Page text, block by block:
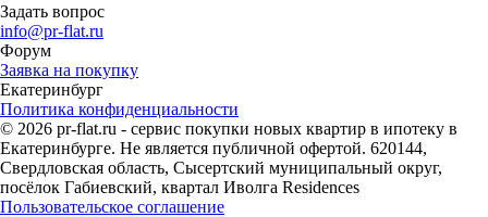
Задать вопрос
info@pr-flat.ru
Форум
Заявка на покупку
Екатеринбург
Политика конфиденциальности
© 2026 pr-flat.ru - сервис покупки новых квартир в ипотеку в
Екатеринбурге. Не является публичной офертой. 620144,
Свердловская область, Сысертский муниципальный округ,
посёлок Габиевский, квартал Иволга Residences
Пользовательское соглашение